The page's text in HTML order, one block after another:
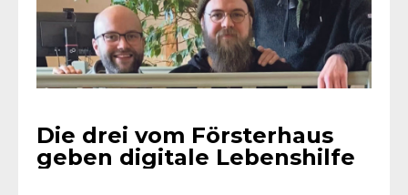
Die drei vom Försterhaus
geben digitale Lebenshilfe